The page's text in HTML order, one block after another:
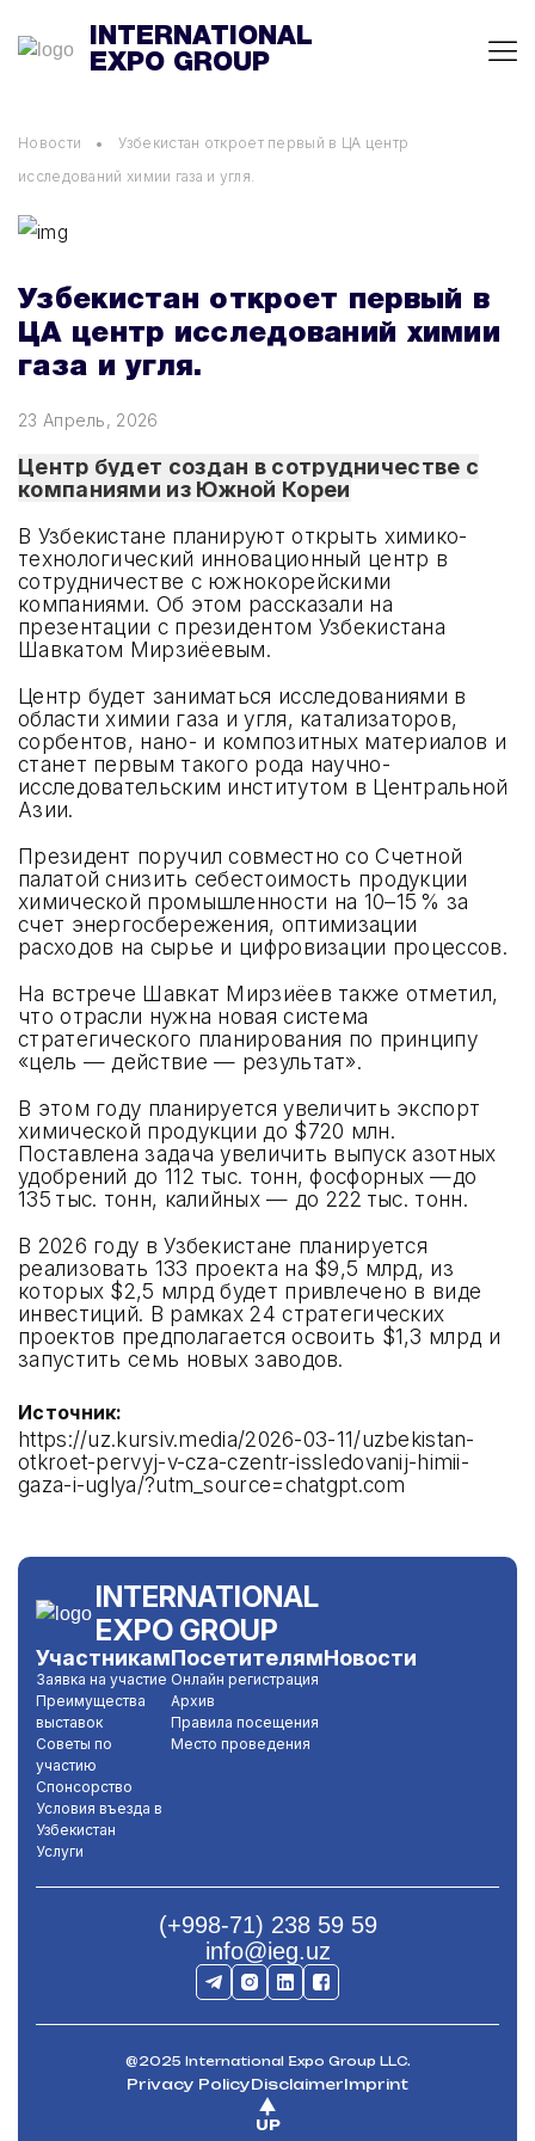
INTERNATIONAL
EXPO GROUP
UZENERGYEXPO
UZSTROYEXPO
UZPRODEXPO
UZMETALMASHEXPO
UZMININGEXPO
UZTECHTRANSEXPO
UZCHEMPLASTEXPO
UZSECUREEXPO
INTERTOOLEXPO
ФОРМА ЗАЯВКИ
ПРЕИМУЩЕСТВА ВЫСТАВОК
СОВЕТЫ ПО УЧАСТИЮ
СПОНСОРСТВО
УСЛУГИ
АРХИВ
МЕСТО ПРОВЕДЕНИЯ
Новости
Узбекистан откроет первый в ЦА центр
исследований химии газа и угля.
Узбекистан откроет первый в
ЦА центр исследований химии
газа и угля.
23 Апрель, 2026
Центр будет создан в сотрудничестве с
компаниями из Южной Кореи
В Узбекистане планируют открыть химико-
технологический инновационный центр в
сотрудничестве с южнокорейскими
компаниями. Об этом рассказали на
презентации с президентом Узбекистана
Шавкатом Мирзиёевым.
Центр будет заниматься исследованиями в
области химии газа и угля, катализаторов,
сорбентов, нано- и композитных материалов и
станет первым такого рода научно-
исследовательским институтом в Центральной
Азии.
Президент поручил совместно со Счетной
палатой снизить себестоимость продукции
химической промышленности на 10–15 % за
счет энергосбережения, оптимизации
расходов на сырье и цифровизации процессов.
На встрече Шавкат Мирзиёев также отметил,
что отрасли нужна новая система
стратегического планирования по принципу
«цель — действие — результат».
В этом году планируется увеличить экспорт
химической продукции до $720 млн.
Поставлена задача увеличить выпуск азотных
удобрений до 112 тыс. тонн, фосфорных —до
135 тыс. тонн, калийных — до 222 тыс. тонн.
В 2026 году в Узбекистане планируется
реализовать 133 проекта на $9,5 млрд, из
которых $2,5 млрд будет привлечено в виде
инвестиций. В рамках 24 стратегических
проектов предполагается освоить $1,3 млрд и
запустить семь новых заводов.
Источник:
https://uz.kursiv.media/2026-03-11/uzbekistan-
otkroet-pervyj-v-cza-czentr-issledovanij-himii-
gaza-i-uglya/?utm_source=chatgpt.com
INTERNATIONAL
EXPO GROUP
Участникам
Заявка на участие
Преимущества
выставок
Советы по
участию
Спонсорство
Условия въезда в
Узбекистан
Услуги
Посетителям
Онлайн регистрация
Архив
Правила посещения
Место проведения
Новости
(+998-71) 238 59 59
info@ieg.uz
@2025 International Expo Group LLC.
Privacy PolicyDisclaimerImprint
UP